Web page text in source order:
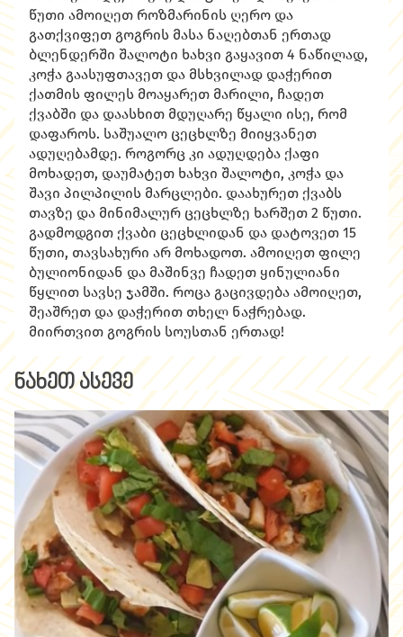
წუთი ამოიღეთ როზმარინის ღერო და
გათქვიფეთ გოგრის მასა ნაღებთან ერთად
ბლენდერში შალოტი ხახვი გაყავით 4 ნაწილად,
კოჭა გაასუფთავეთ და მსხვილად დაჭერით
ქათმის ფილეს მოაყარეთ მარილი, ჩადეთ
ქვაბში და დაასხით მდუღარე წყალი ისე, რომ
დაფაროს. საშუალო ცეცხლზე მიიყვანეთ
ადუღებამდე. როგორც კი ადუღდება ქაფი
მოხადეთ, დაუმატეთ ხახვი შალოტი, კოჭა და
შავი პილპილის მარცლები. დაახურეთ ქვაბს
თავზე და მინიმალურ ცეცხლზე ხარშეთ 2 წუთი.
გადმოდგით ქვაბი ცეცხლიდან და დატოვეთ 15
წუთი, თავსახური არ მოხადოთ. ამოიღეთ ფილე
ბულიონიდან და მაშინვე ჩადეთ ყინულიანი
წყლით სავსე ჯამში. როცა გაცივდება ამოიღეთ,
შეაშრეთ და დაჭერით თხელ ნაჭრებად.
მიირთვით გოგრის სოუსთან ერთად!
ნახეთ ასევე